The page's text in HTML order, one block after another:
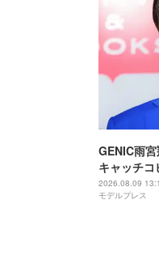
GENIC雨
キャッチ
とできる」
2026.08.09
モデルプレス